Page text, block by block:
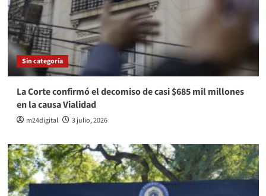
Sin categoría
La Corte confirmó el decomiso de casi $685 mil millones
en la causa Vialidad
m24digital 3 julio, 2026